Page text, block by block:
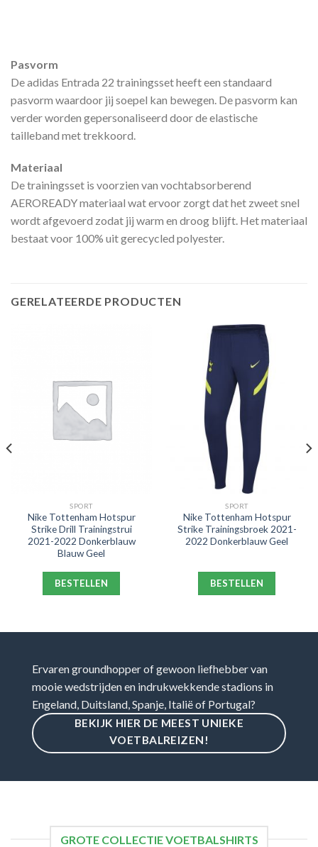
Pasvorm
De adidas Entrada 22 trainingsset heeft een standaard
pasvorm waardoor jij soepel kan bewegen. De pasvorm kan
verder worden gepersonaliseerd door de elastische
tailleband met trekkoord.
Materiaal
De trainingsset is voorzien van vochtabsorberend
AEROREADY materiaal wat ervoor zorgt dat het zweet snel
wordt afgevoerd zodat jij warm en droog blijft. Het materiaal
bestaat voor 100% uit gerecycled polyester.
GERELATEERDE PRODUCTEN
SPORT
Nike Tottenham Hotspur
Strike Drill Trainingstrui
2021-2022 Donkerblauw
Blauw Geel
BESTELLEN
SPORT
Nike Tottenham Hotspur
Strike Trainingsbroek 2021-
2022 Donkerblauw Geel
BESTELLEN
Ervaren groundhopper of gewoon liefhebber van
mooie wedstrijden en indrukwekkende stadions in
Engeland, Duitsland, Spanje, Italië of Portugal?
BEKIJK HIER DE MEEST UNIEKE
VOETBALREIZEN!
GROTE COLLECTIE VOETBALSHIRTS